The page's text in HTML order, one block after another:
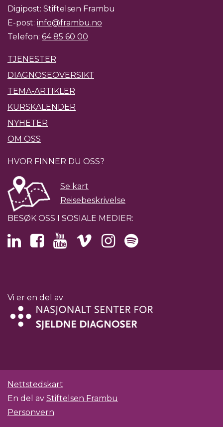
Digipost: Stiftelsen Frambu
E-post: info@frambu.no
Telefon: 64 85 60 00
TJENESTER
DIAGNOSEOVERSIKT
TEMA-ARTIKLER
KURSKALENDER
NYHETER
OM OSS
HVOR FINNER DU OSS?
Se kart
Reisebeskrivelse
BESØK OSS I SOSIALE MEDIER:
Vi er en del av
Nettstedskart
En del av Stiftelsen Frambu
Personvern